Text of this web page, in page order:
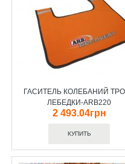
ГАСИТЕЛЬ КОЛЕБАНИЙ
ЛЕБЕДКИ-ARB220
2 493.04грн